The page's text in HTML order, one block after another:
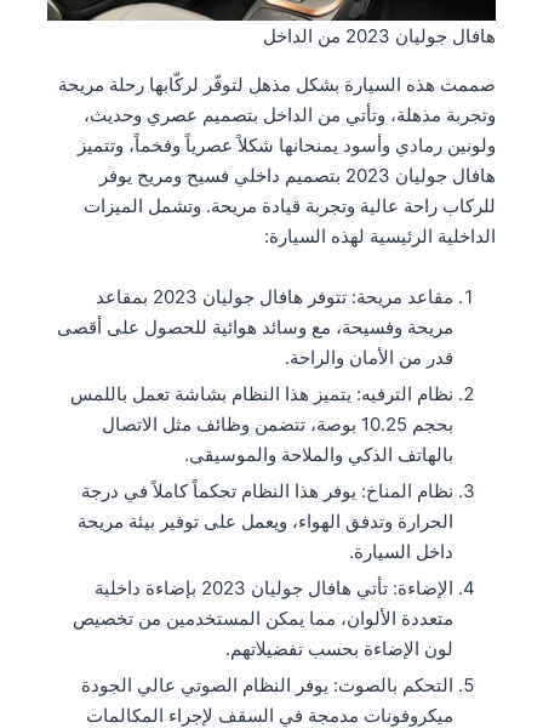
هافال جوليان 2023 من الداخل
صممت هذه السيارة بشكل مذهل لتوفّر لركّابها رحلة مريحة
وتجربة مذهلة، وتأتي من الداخل بتصميم عصري وحديث،
ولونين رمادي وأسود يمنحانها شكلاً عصرياً وفخماً، وتتميز
هافال جوليان 2023 بتصميم داخلي فسيح ومريح يوفر
للركاب راحة عالية وتجربة قيادة مريحة. وتشمل الميزات
الداخلية الرئيسية لهذه السيارة:
مقاعد مريحة: تتوفر هافال جوليان 2023 بمقاعد
مريحة وفسيحة، مع وسائد هوائية للحصول على أقصى
قدر من الأمان والراحة.
نظام الترفيه: يتميز هذا النظام بشاشة تعمل باللمس
بحجم 10.25 بوصة، تتضمن وظائف مثل الاتصال
بالهاتف الذكي والملاحة والموسيقى.
نظام المناخ: يوفر هذا النظام تحكماً كاملاً في درجة
الحرارة وتدفق الهواء، ويعمل على توفير بيئة مريحة
داخل السيارة.
الإضاءة: تأتي هافال جوليان 2023 بإضاءة داخلية
متعددة الألوان، مما يمكن المستخدمين من تخصيص
لون الإضاءة بحسب تفضيلاتهم.
التحكم بالصوت: يوفر النظام الصوتي عالي الجودة
ميكروفونات مدمجة في السقف لإجراء المكالمات